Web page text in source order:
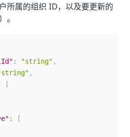
所属的组织 ID，以及要更新的
。
: "string" ,
,
[
:
[